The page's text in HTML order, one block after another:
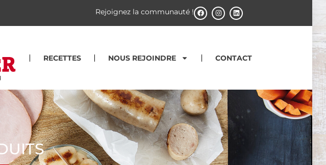
Rejoignez la communauté !
RECETTES NOUS REJOINDRE CONTACT